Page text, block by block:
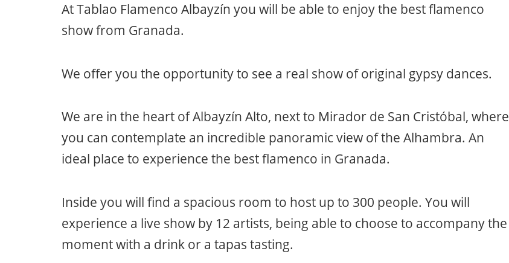
At Tablao Flamenco Albayzín you will be able to enjoy the best flamenco
show from Granada.
We offer you the opportunity to see a real show of original gypsy dances.
We are in the heart of Albayzín Alto, next to Mirador de San Cristóbal, where
you can contemplate an incredible panoramic view of the Alhambra. An
ideal place to experience the best flamenco in Granada.
Inside you will find a spacious room to host up to 300 people. You will
experience a live show by 12 artists, being able to choose to accompany the
moment with a drink or a tapas tasting.